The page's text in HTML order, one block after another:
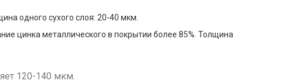
одного сухого слоя: 20-40 мкм.
цинка металлического в покрытии более 85%. Толщина
120-140 мкм.